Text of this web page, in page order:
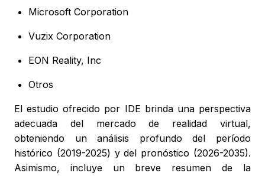
Microsoft Corporation
Vuzix Corporation
EON Reality, Inc
Otros
El estudio ofrecido por IDE brinda una perspectiva
adecuada del mercado de realidad virtual,
obteniendo un análisis profundo del período
histórico (2019-2025) y del pronóstico (2026-2035).
Asimismo, incluye un breve resumen de la